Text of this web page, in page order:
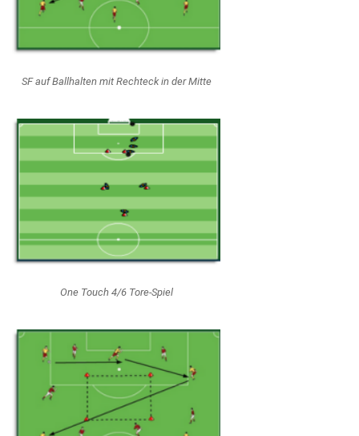
SF auf Ballhalten mit Rechteck in der Mitte
One Touch 4/6 Tore-Spiel